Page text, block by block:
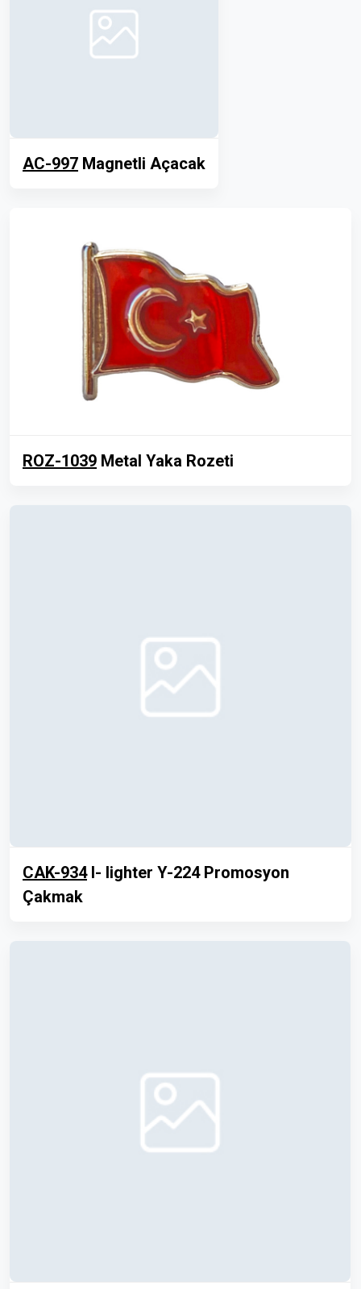
AC-997 Magnetli Açacak
ROZ-1039 Metal Yaka Rozeti
CAK-934I- lighter Y-224 Promosyon
Çakmak